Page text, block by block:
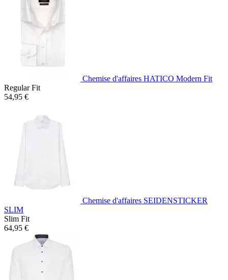
Chemise d'affaires HATICO Modern Fit
Regular Fit
54,95 €
Chemise d'affaires SEIDENSTICKER
SLIM
Slim Fit
64,95 €